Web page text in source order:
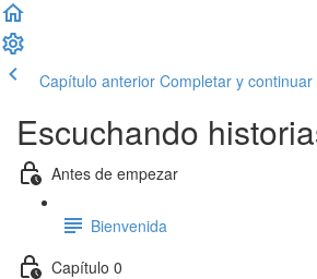
Capítulo anterior Completar y continuar
Escuchando
Antes de empezar
Bienvenida
Capítulo 0